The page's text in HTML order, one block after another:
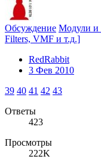
Обсуждение Модули и
Filters, VMF и т.д.]
RedRabbit
3 Фев 2010
39 40 41 42 43
Ответы
423
Просмотры
222K